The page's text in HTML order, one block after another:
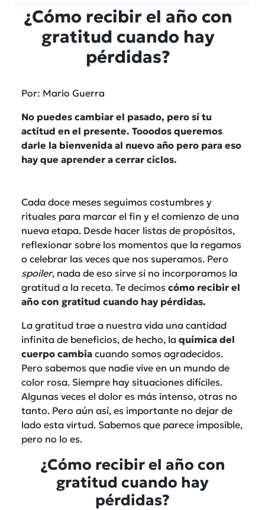
¿Cómo recibir el año con
gratitud cuando hay
pérdidas?
Por: Mario Guerra
No puedes cambiar el pasado, pero sí tu
actitud en el presente. Tooodos queremos
darle la bienvenida al nuevo año pero para eso
hay que aprender a cerrar ciclos.
Cada doce meses seguimos costumbres y
rituales para marcar el fin y el comienzo de una
nueva etapa. Desde hacer listas de propósitos,
reflexionar sobre los momentos que la regamos
o celebrar las veces que nos superamos. Pero
spoiler, nada de eso sirve si no incorporamos la
gratitud a la receta. Te decimos cómo recibir el
año con gratitud cuando hay pérdidas.
La gratitud trae a nuestra vida una cantidad
infinita de beneficios, de hecho, la química del
cuerpo cambia cuando somos agradecidos.
Pero sabemos que nadie vive en un mundo de
color rosa. Siempre hay situaciones difíciles.
Algunas veces el dolor es más intenso, otras no
tanto. Pero aún así, es importante no dejar de
lado esta virtud. Sabemos que parece imposible,
pero no lo es.
¿Cómo recibir el año con
gratitud cuando hay
pérdidas?